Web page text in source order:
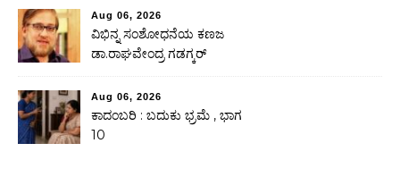
Aug 06, 2026
ವಿಭಿನ್ನ ಸಂಶೋಧನೆಯ ಕಣಜ
ಡಾ.ರಾಘವೇಂದ್ರ ಗಡಗ್ಕರ್
Aug 06, 2026
ಕಾದಂಬರಿ : ಬದುಕು ಭ್ರಮೆ , ಭಾಗ
10